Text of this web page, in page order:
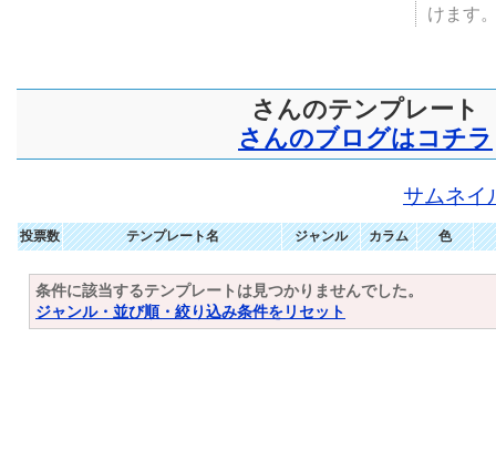
けます
さんのテンプレート
さんのブログはコチラ
サムネイ
投票数 テンプレート名 ジャンル カラム 色
条件に該当するテンプレートは見つかりませんでした。
ジャンル・並び順・絞り込み条件をリセット